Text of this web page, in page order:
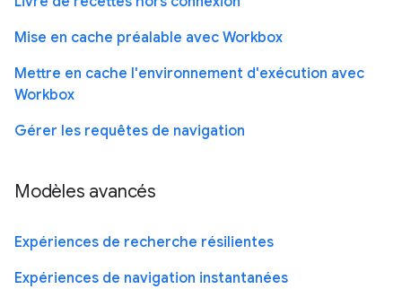
Mise en cache préalable avec Workbox
Mettre en cache l'environnement d'exécution avec
Workbox
Gérer les requêtes de navigation
Modèles avancés
Expériences de recherche résilientes
Expériences de navigation instantanées